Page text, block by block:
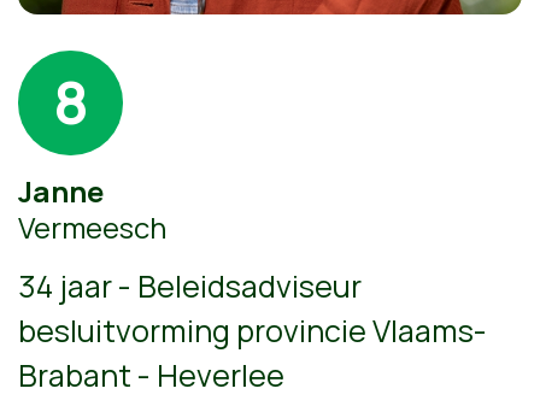
8
Janne
Vermeesch
34 jaar - Beleidsadviseur
besluitvorming provincie Vlaams-
Brabant - Heverlee